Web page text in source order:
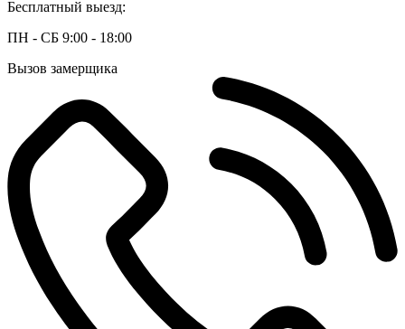
Бесплатный выезд:
ПН - СБ 9:00 - 18:00
Вызов замерщика